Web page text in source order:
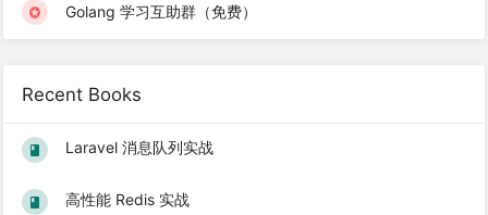
Golang 学习互助群（免费）
Recent Books
Laravel 消息队列实战
高性能 Redis 实战